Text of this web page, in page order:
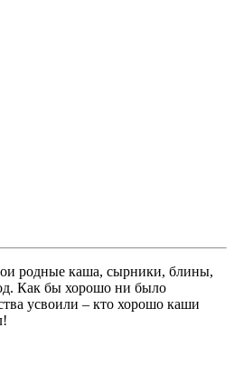
родные каша, сырники, блины,
Как бы хорошо ни было
усвоили – кто хорошо каши